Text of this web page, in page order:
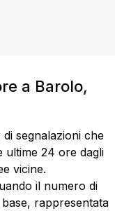
a Barolo,
segnalazioni che
ultime 24 ore dagli
vicine.
il numero di
rappresentata